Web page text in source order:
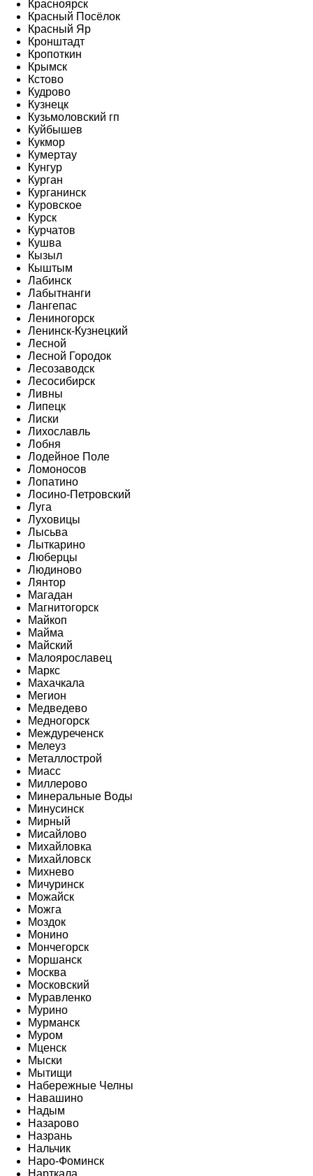
Красноярск
Красный Посёлок
Красный Яр
Кронштадт
Кропоткин
Крымск
Кстово
Кудрово
Кузнецк
Кузьмоловский гп
Куйбышев
Кукмор
Кумертау
Кунгур
Курган
Курганинск
Куровское
Курск
Курчатов
Кушва
Кызыл
Кыштым
Лабинск
Лабытнанги
Лангепас
Лениногорск
Ленинск-Кузнецкий
Лесной
Лесной Городок
Лесозаводск
Лесосибирск
Ливны
Липецк
Лиски
Лихославль
Лобня
Лодейное Поле
Ломоносов
Лопатино
Лосино-Петровский
Луга
Луховицы
Лысьва
Лыткарино
Люберцы
Людиново
Лянтор
Магадан
Магнитогорск
Майкоп
Майма
Майский
Малоярославец
Маркс
Махачкала
Мегион
Медведево
Медногорск
Междуреченск
Мелеуз
Металлострой
Миасс
Миллерово
Минеральные Воды
Минусинск
Мирный
Мисайлово
Михайловка
Михайловск
Михнево
Мичуринск
Можайск
Можга
Моздок
Монино
Мончегорск
Моршанск
Москва
Московский
Муравленко
Мурино
Мурманск
Муром
Мценск
Мыски
Мытищи
Набережные Челны
Навашино
Надым
Назарово
Назрань
Нальчик
Наро-Фоминск
Нарткала